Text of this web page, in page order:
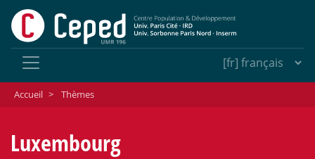
Accueil > Thèmes
Luxembourg